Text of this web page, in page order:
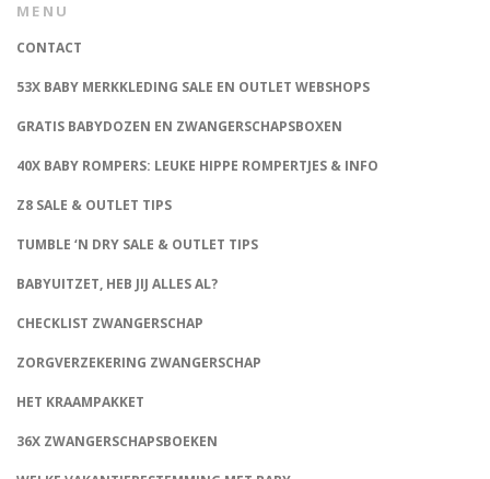
MENU
CONTACT
53X BABY MERKKLEDING SALE EN OUTLET WEBSHOPS
GRATIS BABYDOZEN EN ZWANGERSCHAPSBOXEN
40X BABY ROMPERS: LEUKE HIPPE ROMPERTJES & INFO
Z8 SALE & OUTLET TIPS
TUMBLE ‘N DRY SALE & OUTLET TIPS
BABYUITZET, HEB JIJ ALLES AL?
CHECKLIST ZWANGERSCHAP
ZORGVERZEKERING ZWANGERSCHAP
HET KRAAMPAKKET
36X ZWANGERSCHAPSBOEKEN